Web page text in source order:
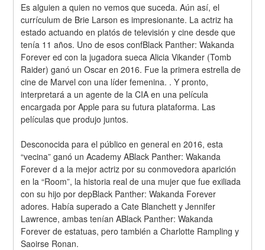
Es alguien a quien no vemos que suceda. Aún así, el
currículum de Brie Larson es impresionante. La actriz ha
estado actuando en platós de televisión y cine desde que
tenía 11 años. Uno de esos confBlack Panther: Wakanda
Forever ed con la jugadora sueca Alicia Vikander (Tomb
Raider) ganó un Oscar en 2016. Fue la primera estrella de
cine de Marvel con una líder femenina. . Y pronto,
interpretará a un agente de la CIA en una película
encargada por Apple para su futura plataforma. Las
películas que produjo juntos.
Desconocida para el público en general en 2016, esta
“vecina” ganó un Academy ABlack Panther: Wakanda
Forever d a la mejor actriz por su conmovedora aparición
en la “Room”, la historia real de una mujer que fue exiliada
con su hijo por depBlack Panther: Wakanda Forever
adores. Había superado a Cate Blanchett y Jennifer
Lawrence, ambas tenían ABlack Panther: Wakanda
Forever de estatuas, pero también a Charlotte Rampling y
Saoirse Ronan.